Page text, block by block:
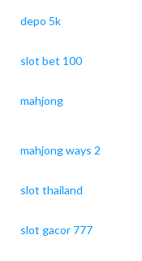
depo 5k
slot bet 100
mahjong
mahjong ways 2
slot thailand
slot gacor 777